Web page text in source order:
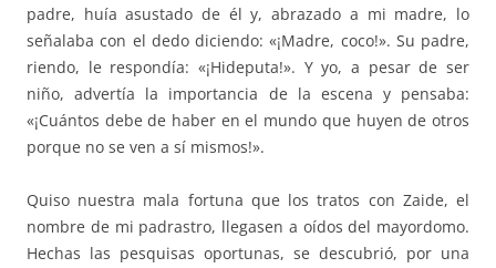
padre, huía asustado de él y, abrazado a mi madre, lo
señalaba con el dedo diciendo: «¡Madre, coco!». Su padre,
riendo, le respondía: «¡Hideputa!». Y yo, a pesar de ser
niño, advertía la importancia de la escena y pensaba:
«¡Cuántos debe de haber en el mundo que huyen de otros
porque no se ven a sí mismos!».
Quiso nuestra mala fortuna que los tratos con Zaide, el
nombre de mi padrastro, llegasen a oídos del mayordomo.
Hechas las pesquisas oportunas, se descubrió, por una